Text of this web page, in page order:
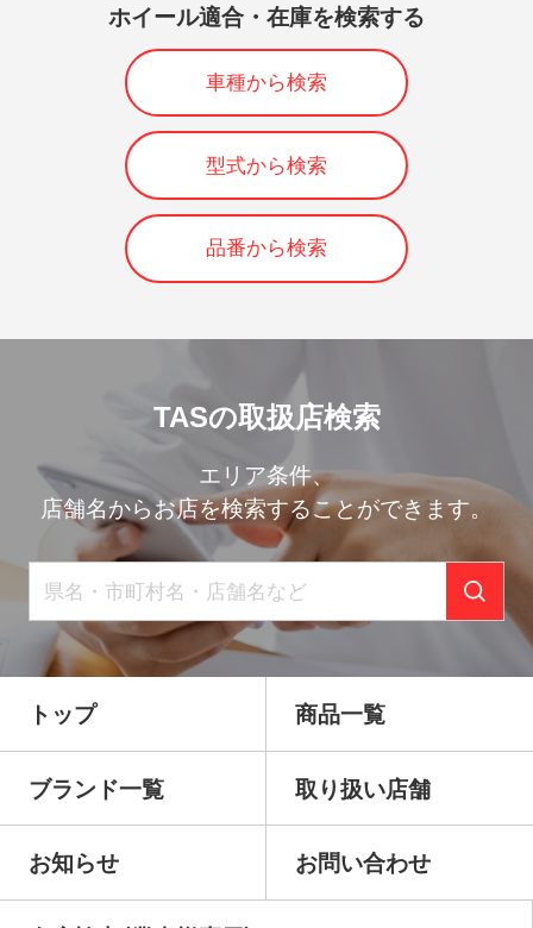
ホイール適合・在庫を検索する
車種から検索
型式から検索
品番から検索
TASの取扱店検索
エリア条件、
店舗名からお店を検索することができます。
トップ 商品一覧
ブランド一覧 取り扱い店舗
お知らせ お問い合わせ